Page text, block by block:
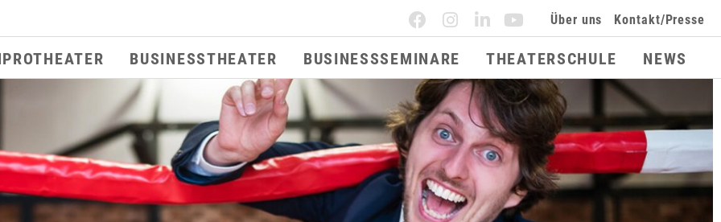
Über uns Kontakt/Presse
BUSINESSTHEATER BUSINESSSEMINARE THEATERSCHULE NEWS